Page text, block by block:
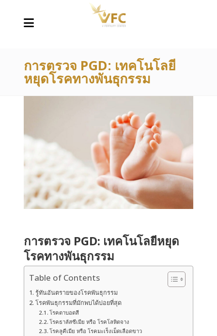
การตรวจ PGD: เทคโนโลยี
หยุดโรคทางพันธุกรรม
การตรวจ PGD: เทคโนโลยีหยุด
โรคทางพันธุกรรม
Table of Contents
รู้ทันอันตรายของโรคพันธุกรรม
โรคพันธุกรรมที่มักพบได้บ่อยที่สุด
โรคตาบอดสี
โรคธาลัสซีเมีย หรือ โรคโลหิตจาง
โรคลูคีเมีย หรือ โรคมะเร็งเม็ดเลือดขาว